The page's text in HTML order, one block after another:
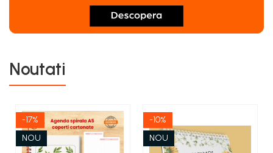
Noutati
-17%
NOU
-10%
NOU